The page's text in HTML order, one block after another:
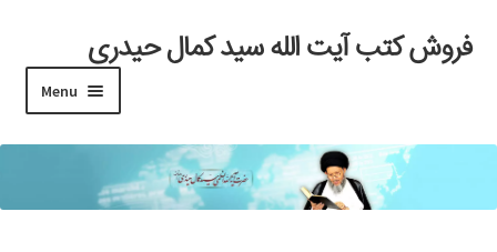
Skip
to
Skip
to
فروش کتب آیت الله سید کمال حیدری
Menu
خانه
#97 (بدون عنوان)